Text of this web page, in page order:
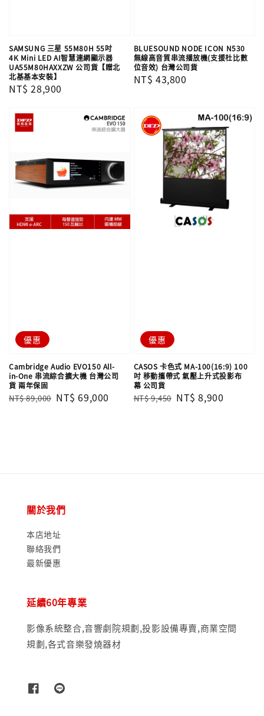
SAMSUNG 三星 55M80H 55吋
4K Mini LED AI智慧連網顯示器
UA55M80HAXXZW 公司貨【贈北
北基基本安裝】
Regular
NT$ 28,900
BLUESOUND NODE ICON N530
無線高音質串流播放機(支援杜比數
位音效) 台灣公司貨
Regular
NT$ 43,800
優惠
Cambridge Audio EVO150 All-
in-One 串流綜合擴大機 台灣公司
貨 兩年保固
Regular
NT$ 89,000 Sale
NT$ 69,000
優惠
CASOS 卡色式 MA-100(16:9) 100
吋 移動攜帶式 氣壓上升式投影布
幕 公司貨
Regular
NT$ 9,450 Sale
NT$ 8,900
關於我們
本店地址
聯絡我們
最新優惠
延續60年專業
影像系統整合,音響劇院規劃,投影設備專賣,商業空間
規劃,各式音樂發燒器材